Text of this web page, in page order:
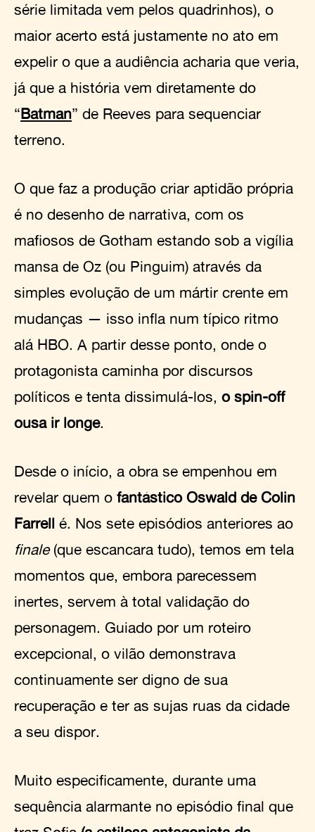
série limitada vem pelos quadrinhos), o
maior acerto está justamente no ato em
expelir o que a audiência acharia que veria,
já que a história vem diretamente do
“Batman” de Reeves para sequenciar
terreno.
O que faz a produção criar aptidão própria
é no desenho de narrativa, com os
mafiosos de Gotham estando sob a vigília
mansa de Oz (ou Pinguim) através da
simples evolução de um mártir crente em
mudanças — isso infla num típico ritmo
alá HBO. A partir desse ponto, onde o
protagonista caminha por discursos
políticos e tenta dissimulá-los, o spin-off
ousa ir longe.
Desde o início, a obra se empenhou em
revelar quem o fantástico Oswald de Colin
Farrell é. Nos sete episódios anteriores ao
finale (que escancara tudo), temos em tela
momentos que, embora parecessem
inertes, servem à total validação do
personagem. Guiado por um roteiro
excepcional, o vilão demonstrava
continuamente ser digno de sua
recuperação e ter as sujas ruas da cidade
a seu dispor.
Muito especificamente, durante uma
sequência alarmante no episódio final que